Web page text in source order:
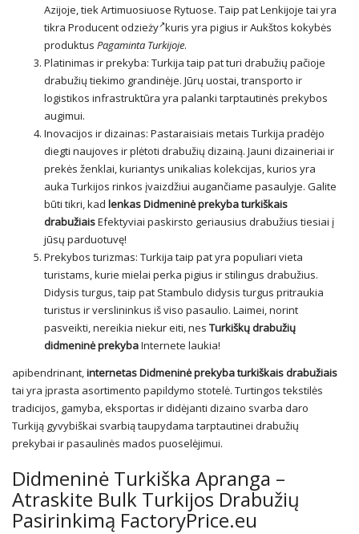
Azijoje, tiek Artimuosiuose Rytuose. Taip pat Lenkijoje tai yra
tikra Producent odzieży kuris yra pigius ir Aukštos kokybės
produktus Pagaminta Turkijoje.
Platinimas ir prekyba: Turkija taip pat turi drabužių pačioje
drabužių tiekimo grandinėje. Jūrų uostai, transporto ir
logistikos infrastruktūra yra palanki tarptautinės prekybos
augimui.
Inovacijos ir dizainas: Pastaraisiais metais Turkija pradėjo
diegti naujoves ir plėtoti drabužių dizainą. Jauni dizaineriai ir
prekės ženklai, kuriantys unikalias kolekcijas, kurios yra
auka Turkijos rinkos įvaizdžiui augančiame pasaulyje. Galite
būti tikri, kad lenkasDidmeninė prekyba turkiškais
drabužiaisEfektyviai paskirsto geriausius drabužius tiesiai į
jūsų parduotuvę!
Prekybos turizmas: Turkija taip pat yra populiari vieta
turistams, kurie mielai perka pigius ir stilingus drabužius.
Didysis turgus, taip pat Stambulo didysis turgus pritraukia
turistus ir verslininkus iš viso pasaulio. Laimei, norint
pasveikti, nereikia niekur eiti, nes Turkiškų drabužių
didmeninė prekybaInternete laukia!
apibendrinant,internetasDidmeninė prekyba turkiškais drabužiais
tai yra įprasta asortimento papildymo stotelė. Turtingos tekstilės
tradicijos, gamyba, eksportas ir didėjanti dizaino svarba daro
Turkiją gyvybiškai svarbią taupydama tarptautinei drabužių
prekybai ir pasaulinės mados puoselėjimui.
Didmeninė Turkiška Apranga –
Atraskite Bulk Turkijos Drabužių
Pasirinkimą FactoryPrice.eu